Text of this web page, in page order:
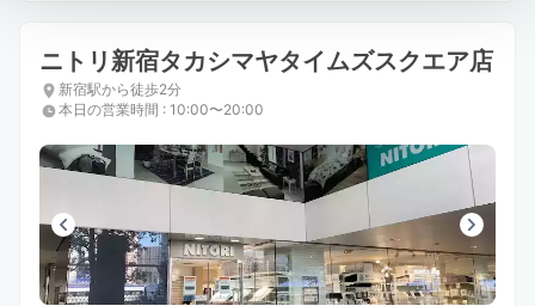
ニトリ新宿タカシマヤタイムズスクエア店
新宿駅から徒歩2分
本日の営業時間 : 10:00〜20:00